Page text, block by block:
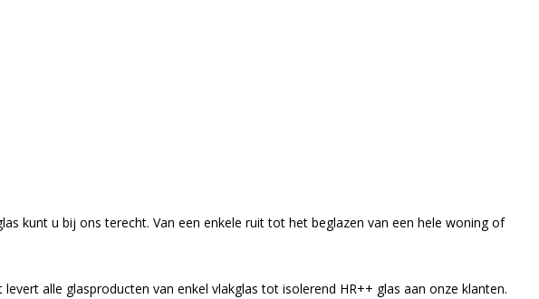
kunt u bij ons terecht. Van een enkele ruit tot het beglazen van een hele woning of
levert alle glasproducten van enkel vlakglas tot isolerend HR++ glas aan onze klanten.